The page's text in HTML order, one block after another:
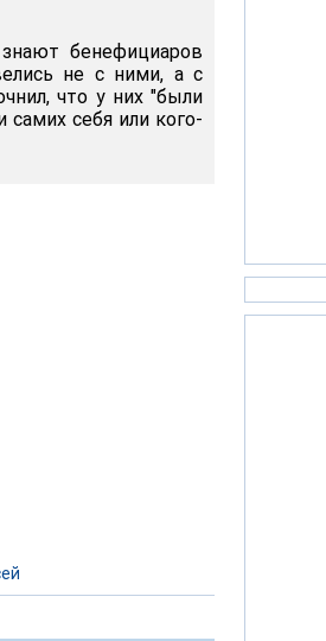
бенефициаров
не с ними, а с
что у них "были
себя или кого-